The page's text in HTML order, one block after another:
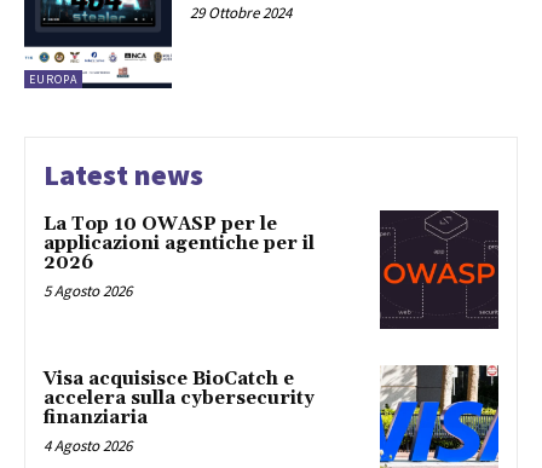
EUROPA
29 Ottobre 2024
Latest news
La Top 10 OWASP per le
applicazioni agentiche per il
2026
5 Agosto 2026
Visa acquisisce BioCatch e
accelera sulla cybersecurity
finanziaria
4 Agosto 2026